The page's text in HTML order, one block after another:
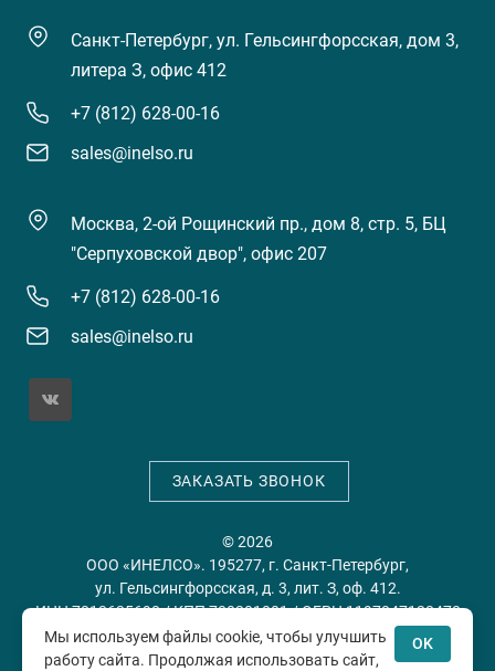
Санкт-Петербург, ул. Гельсингфорсская, дом 3,
литера З, офис 412
+7 (812) 628-00-16
sales@inelso.ru
Москва, 2-ой Рощинский пр., дом 8, стр. 5, БЦ
"Серпуховской двор", офис 207
+7 (812) 628-00-16
sales@inelso.ru
ЗАКАЗАТЬ ЗВОНОК
© 2026
ООО «ИНЕЛСО». 195277, г. Санкт-Петербург,
ул. Гельсингфорсская, д. 3, лит. З, оф. 412.
ИНН 7813635698 / КПП 780201001 / ОГРН 1197847128478
Мы используем файлы cookie, чтобы улучшить
работу сайта. Продолжая использовать сайт,
OK